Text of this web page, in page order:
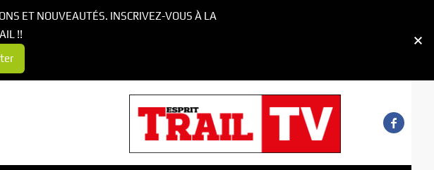
ET NOUVEAUTÉS. INSCRIVEZ-VOUS À LA
!!